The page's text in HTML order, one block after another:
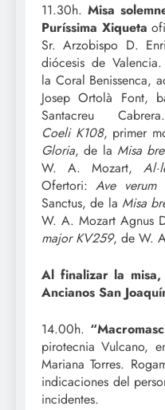
11.30h. Misa
Puríssima Xiqueta
Sr. Arzobispo D.
diócesis de
la Coral Benissenca,
Josep Ortolà Font,
Santacreu
Coeli K108, primer
Gloria, de la Misa
W. A. Mozart,
Ofertori:Ave verum
Sanctus, de la Misa
W. A. Mozart Agnus
major KV259, de W.
Al finalizar la
Ancianos San
14.00h.
pirotecnia Vulcano,
Mariana Torres.
indicaciones del
incidentes.